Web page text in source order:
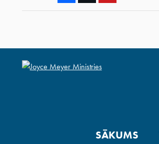
SĀKUMS